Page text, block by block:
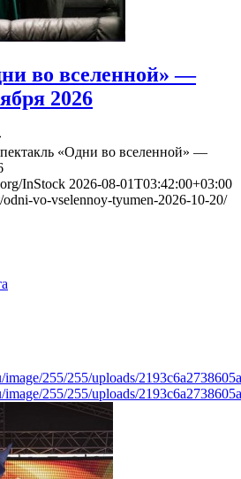
во вселенной» —
2026
«Одни во вселенной» —
InStock 2026-08-01T03:42:00+03:00
odni-vo-vselennoy-tyumen-2026-10-20/
image/255/255/uploads/
image/255/255/uploads/